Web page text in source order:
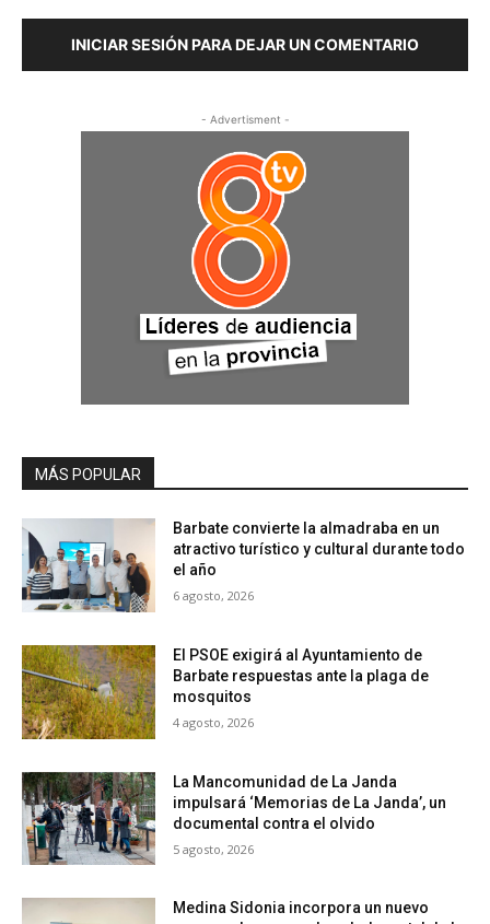
INICIAR SESIÓN PARA DEJAR UN COMENTARIO
- Advertisment -
MÁS POPULAR
Barbate convierte la almadraba en un
atractivo turístico y cultural durante todo
el año
6 agosto, 2026
El PSOE exigirá al Ayuntamiento de
Barbate respuestas ante la plaga de
mosquitos
4 agosto, 2026
La Mancomunidad de La Janda
impulsará ‘Memorias de La Janda’, un
documental contra el olvido
5 agosto, 2026
Medina Sidonia incorpora un nuevo